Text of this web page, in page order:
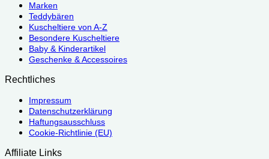
Marken
Teddybären
Kuscheltiere von A-Z
Besondere Kuscheltiere
Baby & Kinderartikel
Geschenke & Accessoires
Rechtliches
Impressum
Datenschutzerklärung
Haftungsausschluss
Cookie-Richtlinie (EU)
Affiliate Links